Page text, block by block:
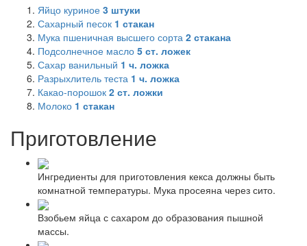
Яйцо куриное 3 штуки
Сахарный песок 1 стакан
Мука пшеничная высшего сорта 2 стакана
Подсолнечное масло 5 ст. ложек
Сахар ванильный 1 ч. ложка
Разрыхлитель теста 1 ч. ложка
Какао-порошок 2 ст. ложки
Молоко 1 стакан
Приготовление
Ингредиенты для приготовления кекса должны быть
комнатной температуры. Мука просеяна через сито.
Взобьем яйца с сахаром до образования пышной
массы.